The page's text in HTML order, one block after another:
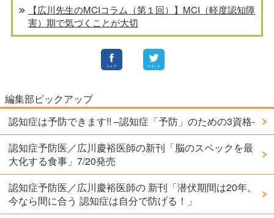
【広川先生のMCIコラム（第１回）】MCI（軽度認知障
害）期で気づくことが大切
編集部ピックアップ
認知症は予防できます!! –認知症「予防」のための3資格-
認知症予防医／広川慶裕医師の新刊「脳のスペックを最
大化する食事」7/20発売
認知症予防医／広川慶裕医師の 新刊「潜伏期間は20年。
今なら間に合う 認知症は自分で防げる！」